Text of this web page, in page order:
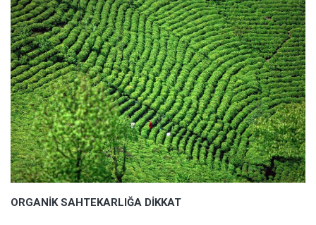
ORGANİK SAHTEKARLIĞA DİKKAT